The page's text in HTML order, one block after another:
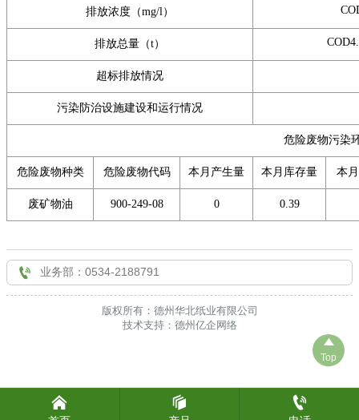
排放浓度（mg/l）
排放总量（t）
超标排放情况
污染防治设施建设和运行情况
危险废物污染
危险废物种类 危险废物代码 本月产生量 本月库存量 本
废矿物油 900-249-08 0 0.39
 业务部：0534-2188791
版权所有：德州华北纸业有限公司
技术支持：德州亿企网络
  
生产保障

Top